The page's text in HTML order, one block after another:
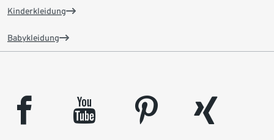
Kinderkleidung
Babykleidung
facebook youtube pinterest
xing